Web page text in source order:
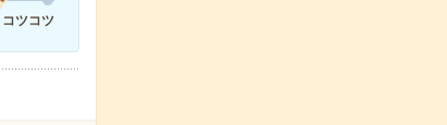
コツコツ